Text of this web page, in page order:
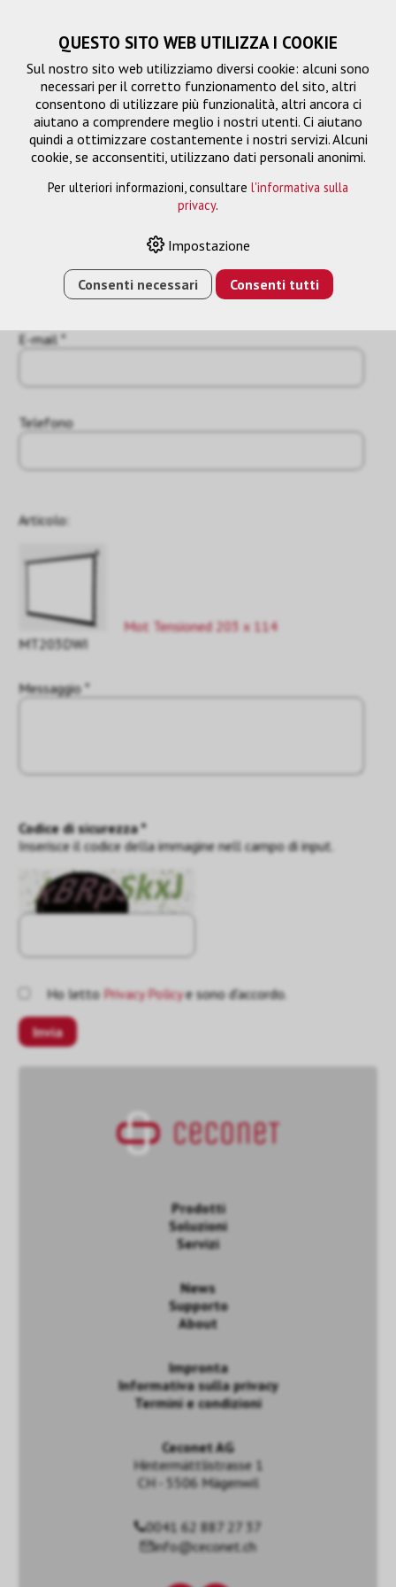
E-mail *
Telefono
Articolo:
Mot Tensioned 203 x 114
MT203DWI
Messaggio *
Codice di sicurezza *
Inserisce il codice della immagine nell campo di input.
Ho lettoPrivacy Policye sono d'accordo.
Prodotti
Soluzioni
Servizi
News
Supporto
About
Impronta
Informativa sulla privacy
Termini e condizioni
Ceconet AG
Hintermättlistrasse 1
CH - 5506 Mägenwil
0041 62 887 27 37
info@ceconet.ch
QUESTO SITO WEB UTILIZZA I COOKIE
Sul nostro sito web utilizziamo diversi cookie: alcuni sono
necessari per il corretto funzionamento del sito, altri
consentono di utilizzare più funzionalità, altri ancora ci
aiutano a comprendere meglio i nostri utenti. Ci aiutano
quindi a ottimizzare costantemente i nostri servizi. Alcuni
cookie, se acconsentiti, utilizzano dati personali anonimi.
Per ulteriori informazioni, consultare l'informativa sulla
privacy.
Impostazione
Consenti necessari Consenti tutti